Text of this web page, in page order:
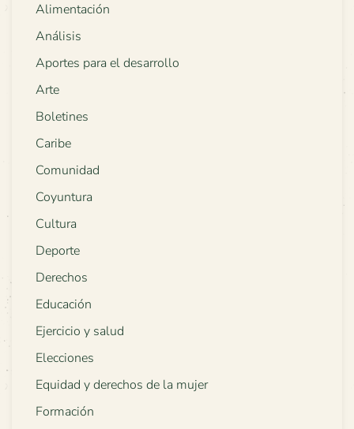
Alimentación
Análisis
Aportes para el desarrollo
Arte
Boletines
Caribe
Comunidad
Coyuntura
Cultura
Deporte
Derechos
Educación
Ejercicio y salud
Elecciones
Equidad y derechos de la mujer
Formación